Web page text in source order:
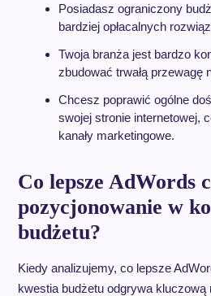
Posiadasz ograniczony
bardziej opłacalnych
Twoja branża jest bardzo
zbudować trwałą przewagę
Chcesz poprawić ogólne
swojej stronie internetowej,
kanały marketingowe.
Co lepsze AdWords
pozycjonowanie w
budżetu?
Kiedy analizujemy, co lepsze
kwestia budżetu odgrywa kluczową